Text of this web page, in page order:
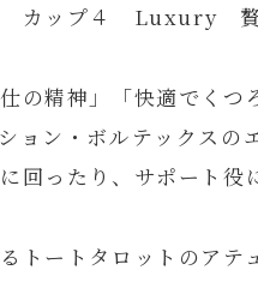
贅
の精神」「快適でくつ
ョン・ボルテックス
回ったり、サポート役
トートタロットのア